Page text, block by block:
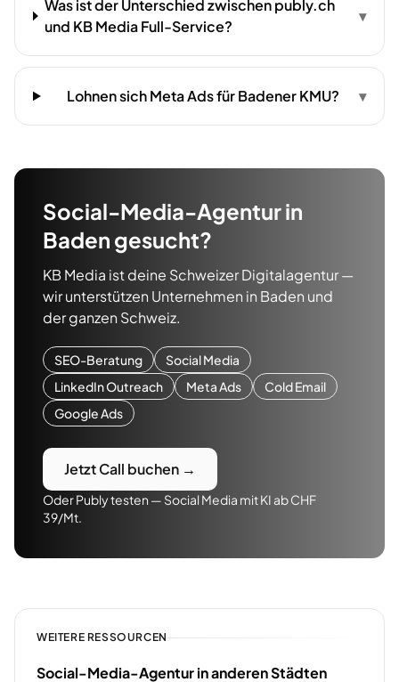
Was ist der Unterschied zwischen publy.ch
und KB Media Full-Service?
▾
Lohnen sich Meta Ads für Badener KMU? ▾
Social-Media-Agenturin
Baden gesucht?
KB Media ist deine Schweizer Digitalagentur —
wir unterstützen Unternehmen in Baden und
der ganzen Schweiz.
SEO-Beratung
Social Media
LinkedIn Outreach
Meta Ads
Cold Email
Google Ads
Jetzt Call buchen →
Oder Publy testen — Social Media mit KI ab CHF
39/Mt.
WEITERE RESSOURCEN
Social-Media-Agentur in anderen Städten